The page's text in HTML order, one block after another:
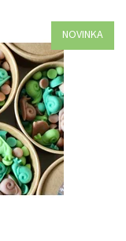
NOVINKA
- okurka a earl
zelená - zelené